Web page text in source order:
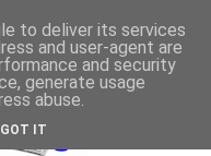
to deliver its services
and user-agent are
and security
generate usage
abuse.
GOT IT